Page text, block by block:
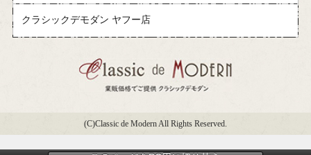
クラシックデモダン ヤフー店
(C)Classic de Modern All Rights Reserved.